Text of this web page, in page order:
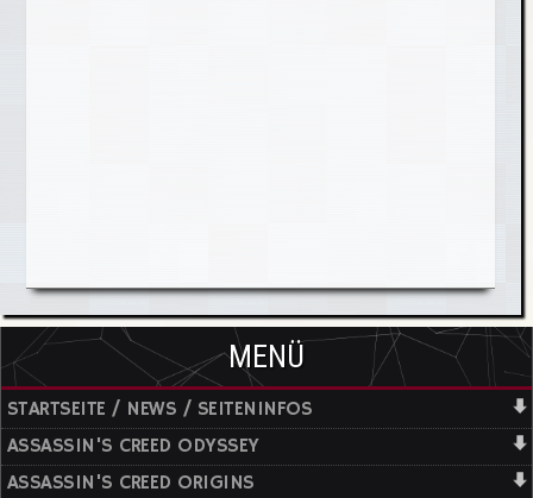
MENÜ
STARTSEITE / NEWS / SEITENINFOS
ASSASSIN'S CREED ODYSSEY
ASSASSIN'S CREED ORIGINS